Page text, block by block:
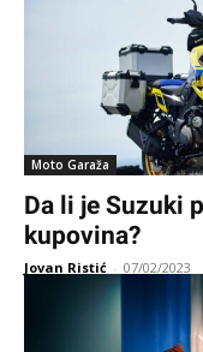
Moto Garaža
Da li je Suzuki
kupovina?
Jovan Ristić - 07/02/2023